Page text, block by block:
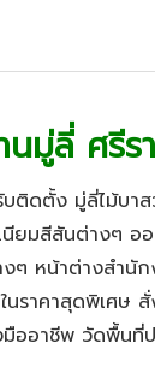
นมู่ลี่ ศรีร
บติดตั้ง มู่ลี่ไม้บาส
นียมสีสันต่างๆ อ
ๆ หน้าต่างสำนั
นราคาสุดพิเศษ
ออาชีพ วัดพื้นที่ป